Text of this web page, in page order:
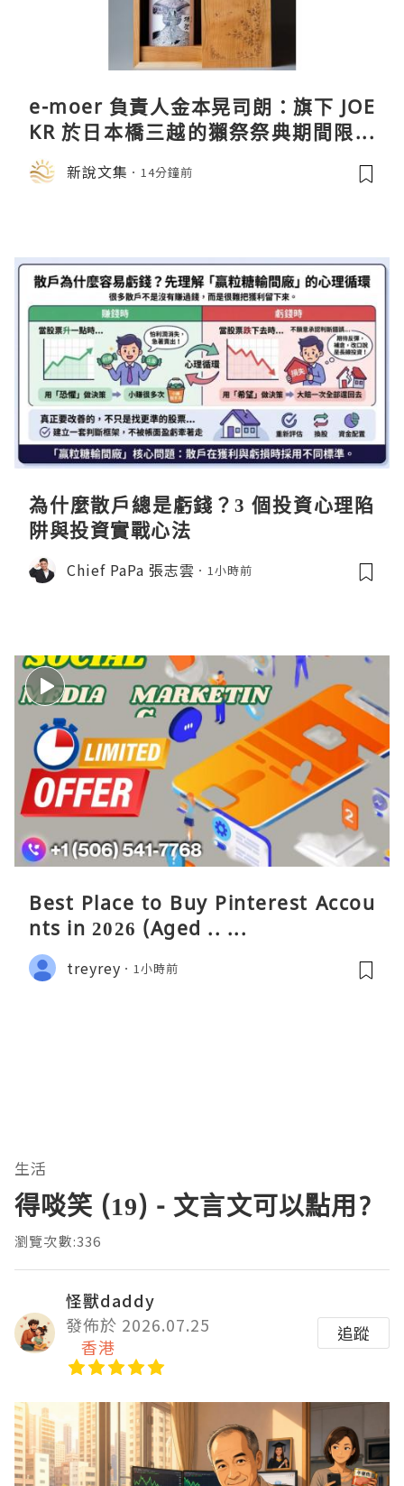
e-moer 負責人金本晃司朗：旗下 JOE
KR 於日本橋三越的獺祭祭典期間限定
店中，與日伸貴金属的東京銀器工匠一
同參展新說文集 14分鐘前
為什麼散戶總是虧錢？3 個投資心理陷
阱與投資實戰心法
Chief PaPa 張志雲 1小時前
Best Place to Buy Pinterest Accou
nts in 2026 (Aged .. ...
treyrey 1小時前
生活
得啖笑 (19) - 文言文可以點用?
瀏覽次數:336
怪獸daddy
發佈於 2026.07.25
香港
追蹤